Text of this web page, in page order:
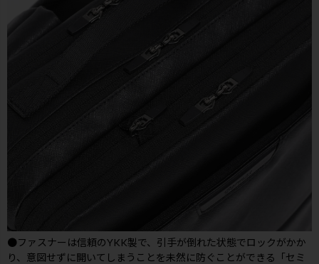
●ファスナーは信頼のYKK製で、引手が倒れた状態でロックがかか
り、意図せずに開いてしまうことを未然に防ぐことができる「セミ